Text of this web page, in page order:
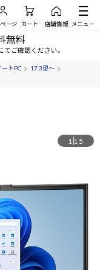
ージ カート 店舗情報 メニュー
無料
ご確認ください。
ートPC
17.3型～
1 15